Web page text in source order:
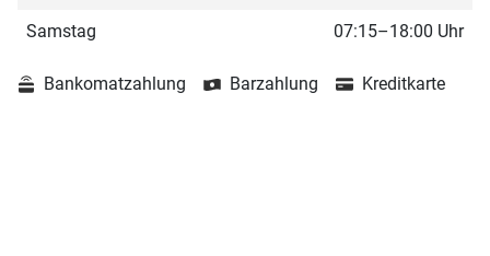
Samstag 07:15–18:00 Uhr
Bankomatzahlung Barzahlung Kreditkarte